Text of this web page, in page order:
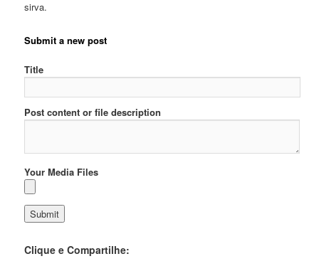
sirva.
Submit a new post
Title
Post content or file description
Your Media Files
Clique e Compartilhe: